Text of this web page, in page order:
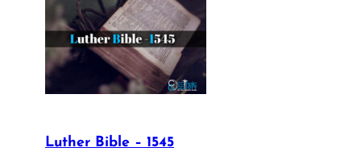
Luther Bible – 1545